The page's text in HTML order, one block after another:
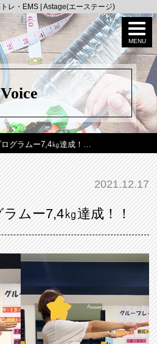
レ・EMS | Astage(エーステージ)
Voice
ログラムー7,4㎏達成！…
2021.12.17
ムー7,4㎏達成！！